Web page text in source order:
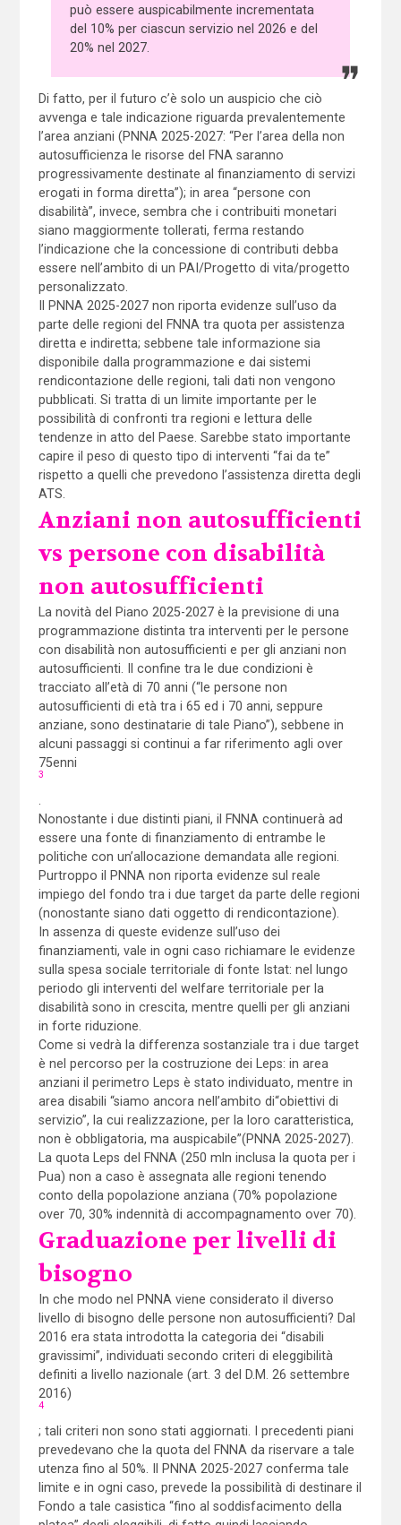
può essere auspicabilmente incrementata
del 10% per ciascun servizio nel 2026 e del
20% nel 2027.
Di fatto, per il futuro c’è solo un auspicio che ciò
avvenga e tale indicazione riguarda prevalentemente
l’area anziani (PNNA 2025-2027: “Per l’area della non
autosufficienza le risorse del FNA saranno
progressivamente destinate al finanziamento di servizi
erogati in forma diretta”); in area “persone con
disabilità”, invece, sembra che i contribuiti monetari
siano maggiormente tollerati, ferma restando
l’indicazione che la concessione di contributi debba
essere nell’ambito di un PAI/Progetto di vita/progetto
personalizzato.
Il PNNA 2025-2027 non riporta evidenze sull’uso da
parte delle regioni del FNNA tra quota per assistenza
diretta e indiretta; sebbene tale informazione sia
disponibile dalla programmazione e dai sistemi
rendicontazione delle regioni, tali dati non vengono
pubblicati. Si tratta di un limite importante per le
possibilità di confronti tra regioni e lettura delle
tendenze in atto del Paese. Sarebbe stato importante
capire il peso di questo tipo di interventi “fai da te”
rispetto a quelli che prevedono l’assistenza diretta degli
ATS.
Anziani non autosufficienti
vs persone con disabilità
non autosufficienti
La novità del Piano 2025-2027 è la previsione di una
programmazione distinta tra interventi per le persone
con disabilità non autosufficienti e per gli anziani non
autosufficienti. Il confine tra le due condizioni è
tracciato all’età di 70 anni (“le persone non
autosufficienti di età tra i 65 ed i 70 anni, seppure
anziane, sono destinatarie di tale Piano”), sebbene in
alcuni passaggi si continui a far riferimento agli over
75enni
3
Nonostante i due distinti piani, il FNNA continuerà ad
essere una fonte di finanziamento di entrambe le
politiche con un’allocazione demandata alle regioni.
Purtroppo il PNNA non riporta evidenze sul reale
impiego del fondo tra i due target da parte delle regioni
(nonostante siano dati oggetto di rendicontazione).
In assenza di queste evidenze sull’uso dei
finanziamenti, vale in ogni caso richiamare le evidenze
sulla spesa sociale territoriale di fonte Istat: nel lungo
periodo gli interventi del welfare territoriale per la
disabilità sono in crescita, mentre quelli per gli anziani
in forte riduzione.
Come si vedrà la differenza sostanziale tra i due target
è nel percorso per la costruzione dei Leps: in area
anziani il perimetro Leps è stato individuato, mentre in
area disabili “siamo ancora nell’ambito di“obiettivi di
servizio”, la cui realizzazione, per la loro caratteristica,
non è obbligatoria, ma auspicabile”(PNNA 2025-2027).
La quota Leps del FNNA (250 mln inclusa la quota per i
Pua) non a caso è assegnata alle regioni tenendo
conto della popolazione anziana (70% popolazione
over 70, 30% indennità di accompagnamento over 70).
Graduazione per livelli di
bisogno
In che modo nel PNNA viene considerato il diverso
livello di bisogno delle persone non autosufficienti? Dal
2016 era stata introdotta la categoria dei “disabili
gravissimi”, individuati secondo criteri di eleggibilità
definiti a livello nazionale (art. 3 del D.M. 26 settembre
2016)
4
; tali criteri non sono stati aggiornati. I precedenti piani
prevedevano che la quota del FNNA da riservare a tale
utenza fino al 50%. Il PNNA 2025-2027 conferma tale
limite e in ogni caso, prevede la possibilità di destinare il
Fondo a tale casistica “fino al soddisfacimento della